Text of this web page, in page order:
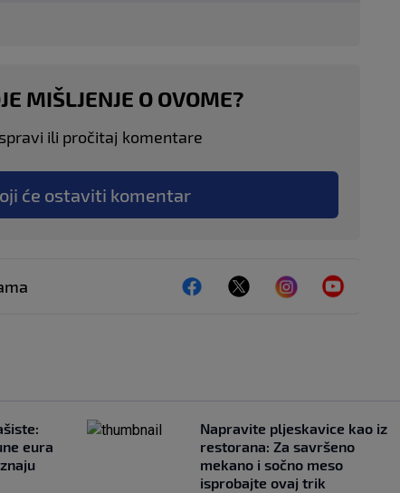
MIŠLJENJE O OVOME?
ili pročitaj komentare
će ostaviti komentar
eura
Napravite pljeskavice kao iz
restorana: Za savršeno
mekano i sočno meso
isprobajte ovaj trik